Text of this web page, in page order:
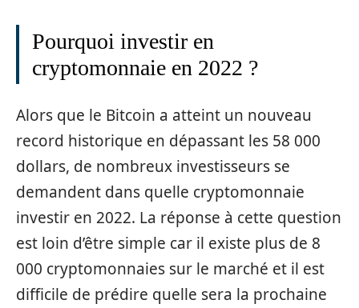
Pourquoi investir en
cryptomonnaie en 2022 ?
Alors que le Bitcoin a atteint un nouveau
record historique en dépassant les 58 000
dollars, de nombreux investisseurs se
demandent dans quelle cryptomonnaie
investir en 2022. La réponse à cette question
est loin d’être simple car il existe plus de 8
000 cryptomonnaies sur le marché et il est
difficile de prédire quelle sera la prochaine